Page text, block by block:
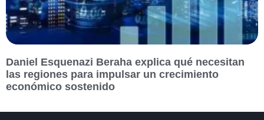
Daniel Esquenazi Beraha explica qué necesitan
las regiones para impulsar un crecimiento
económico sostenido